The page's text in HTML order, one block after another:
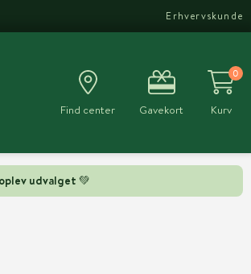
udvalget 💚
Erhvervskunde
Find center Gavekort
0
Kurv